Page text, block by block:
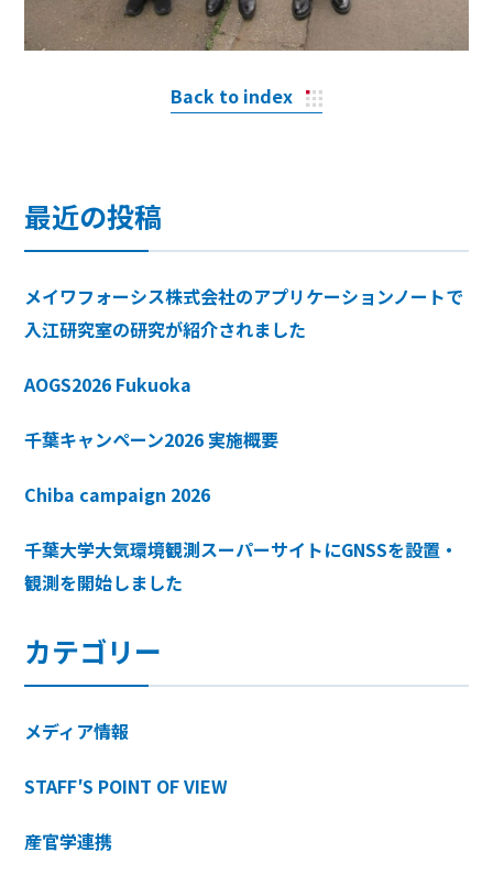
Back to index
最近の投稿
メイワフォーシス株式会社のアプリケーションノートで
入江研究室の研究が紹介されました
AOGS2026 Fukuoka
千葉キャンペーン2026 実施概要
Chiba campaign 2026
千葉大学大気環境観測スーパーサイトにGNSSを設置・
観測を開始しました
カテゴリー
メディア情報
STAFF′S POINT OF VIEW
産官学連携